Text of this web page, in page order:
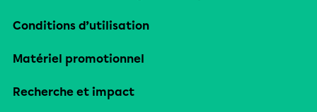
Conditions d’utilisation
Matériel promotionnel
Recherche et impact